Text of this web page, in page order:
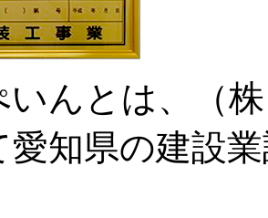
いんとは、（
愛知県の建設